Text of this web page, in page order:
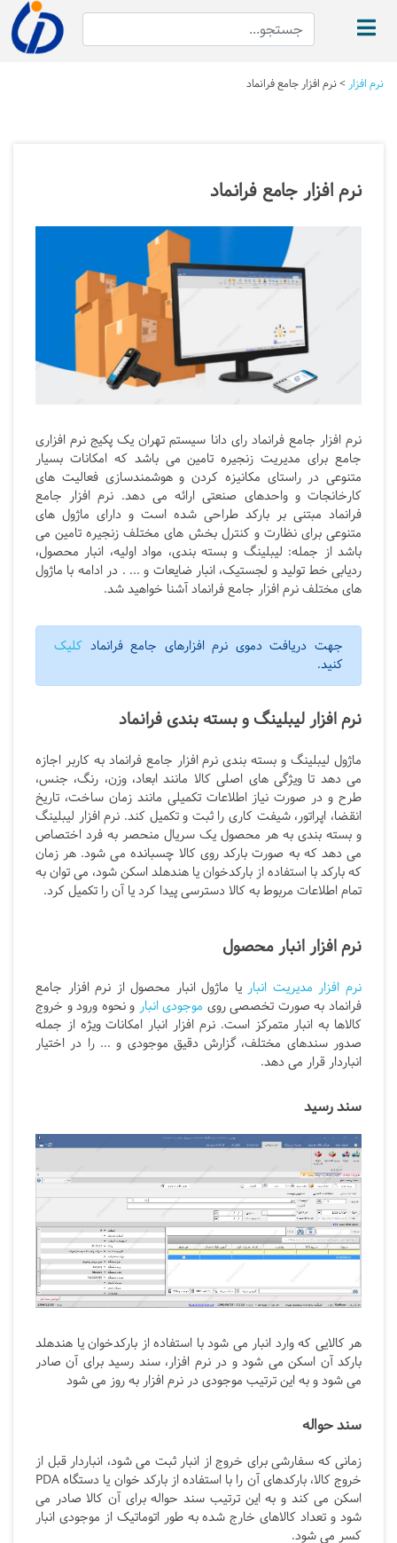
نرم افزار>نرم افزار جامع فرانماد
نرم افزار جامع فرانماد
نرم افزار جامع فرانماد رای دانا سیستم تهران یک پکیج نرم افزاری
جامع برای مدیریت زنجیره تامین می باشد که امکانات بسیار
متنوعی در راستای مکانیزه کردن و هوشمندسازی فعالیت های
کارخانجات و واحدهای صنعتی ارائه می دهد. نرم افزار جامع
فرانماد مبتنی بر بارکد طراحی شده است و دارای ماژول های
متنوعی برای نظارت و کنترل بخش های مختلف زنجیره تامین می
باشد از جمله: لیبلینگ و بسته بندی، مواد اولیه، انبار محصول،
ردیابی خط تولید و لجستیک، انبار ضایعات و ... . در ادامه با ماژول
های مختلف نرم افزار جامع فرانماد آشنا خواهید شد.
جهت دریافت دموی نرم افزارهای جامع فرانماد کلیک
کنید.
نرم افزار لیبلینگ و بسته بندی فرانماد
ماژول لیبلینگ و بسته بندی نرم افزار جامع فرانماد به کاربر اجازه
می دهد تا ویژگی های اصلی کالا مانند ابعاد، وزن، رنگ، جنس،
طرح و در صورت نیاز اطلاعات تکمیلی مانند زمان ساخت، تاریخ
انقضا، اپراتور، شیفت کاری را ثبت و تکمیل کند. نرم افزار لیبلینگ
و بسته بندی به هر محصول یک سریال منحصر به فرد اختصاص
می دهد که به صورت بارکد روی کالا چسبانده می شود. هر زمان
که بارکد با استفاده از بارکدخوان یا هندهلد اسکن شود، می توان به
تمام اطلاعات مربوط به کالا دسترسی پیدا کرد یا آن را تکمیل کرد.
نرم افزار انبار محصول
نرم افزار مدیریت انباریا ماژول انبار محصول از نرم افزار جامع
فرانماد به صورت تخصصی روی موجودی انبار و نحوه ورود و خروج
کالاها به انبار متمرکز است. نرم افزار انبار امکانات ویژه از جمله
صدور سندهای مختلف، گزارش دقیق موجودی و ... را در اختیار
انباردار قرار می دهد.
سند رسید
هر کالایی که وارد انبار می شود با استفاده از بارکدخوان یا هندهلد
بارکد آن اسکن می شود و در نرم افزار، سند رسید برای آن صادر
می شود و به این ترتیب موجودی در نرم افزار به روز می شود
سند حواله
زمانی که سفارشی برای خروج از انبار ثبت می شود، انباردار قبل از
خروج کالا، بارکدهای آن را با استفاده از بارکد خوان یا دستگاه PDA
اسکن می کند و به این ترتیب سند حواله برای آن کالا صادر می
شود و تعداد کالاهای خارج شده به طور اتوماتیک از موجودی انبار
کسر می شود.